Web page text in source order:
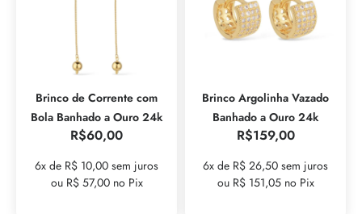
Brinco de Corrente com
Bola Banhado a Ouro 24k
R$60,00
6x de R$ 10,00 sem juros
ou R$ 57,00 no Pix
Brinco Argolinha Vazado
Banhado a Ouro 24k
R$159,00
6x de R$ 26,50 sem juros
ou R$ 151,05 no Pix